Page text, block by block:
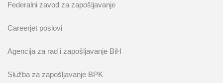
Federalni zavod za zapošljavanje
Careerjet poslovi
Agencija za rad i zapošljavanje BiH
Služba za zapošljavanje BPK